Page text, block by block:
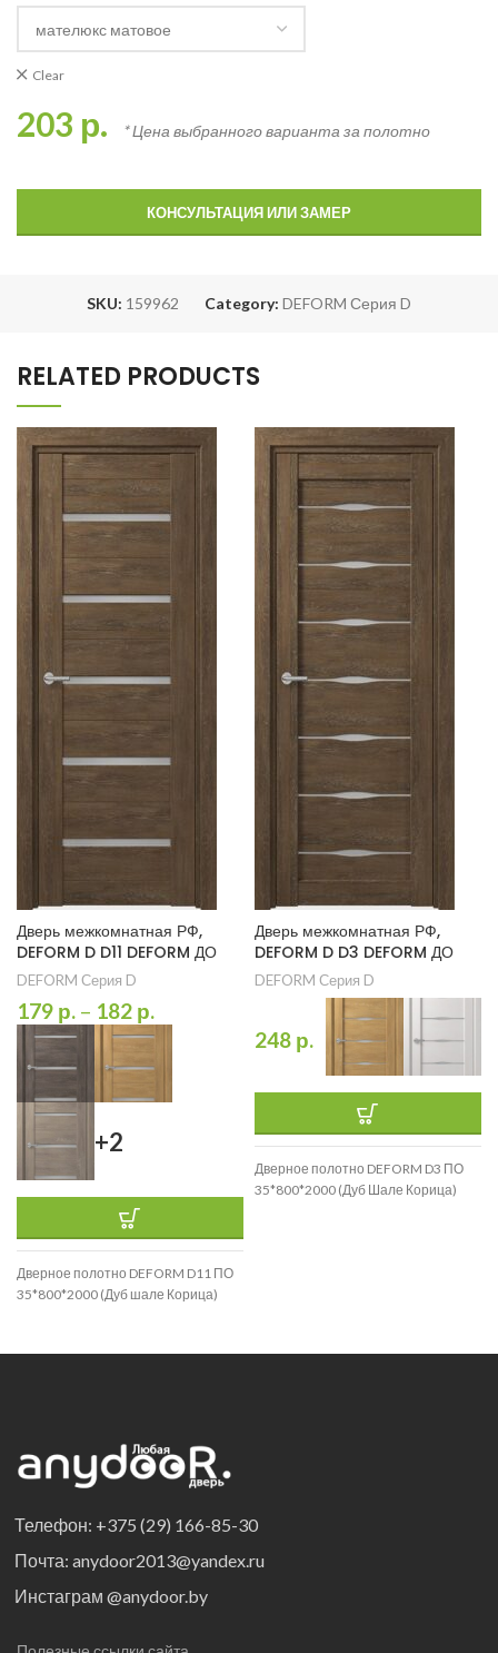
Clear
203 р. * Цена выбранного варианта за полотно
КОНСУЛЬТАЦИЯ ИЛИ ЗАМЕР
SKU: 159962 Category: DEFORM Серия D
RELATED PRODUCTS
Дверь межкомнатная РФ,
DEFORM D D11 DEFORM ДО
DEFORM Серия D
179 р. – 182 р.
+2
Дверное полотно DEFORM D11 ПО
35*800*2000 (Дуб шале Корица)
Дверь межкомнатная РФ,
DEFORM D D3 DEFORM ДО
DEFORM Серия D
248 р.
Дверное полотно DEFORM D3 ПО
35*800*2000 (Дуб Шале Корица)
Телефон: +375 (29) 166-85-30
Почта: anydoor2013@yandex.ru
Инстаграм @anydoor.by